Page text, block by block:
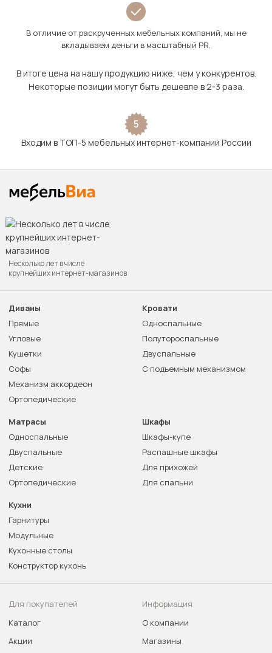
В отличие от раскрученных мебельных компаний, мы не
вкладываем деньги в масштабный PR.
В итоге цена на нашу продукцию ниже, чем у конкурентов.
Некоторые позиции могут быть дешевле в 2-3 раза.
5
Входим в ТОП-5 мебельных интернет-компаний России
Несколько лет в числе
крупнейших интернет-магазинов
Диваны
Прямые
Угловые
Кушетки
Софы
Механизм аккордеон
Ортопедические
Кровати
Односпальные
Полутороспальные
Двуспальные
С подъемным механизмом
Матрасы
Односпальные
Двуспальные
Детские
Ортопедические
Шкафы
Шкафы-купе
Распашные шкафы
Для прихожей
Для спальни
Кухни
Гарнитуры
Модульные
Кухонные столы
Конструктор кухонь
Для покупателей
Каталог
Акции
Информация
О компании
Магазины